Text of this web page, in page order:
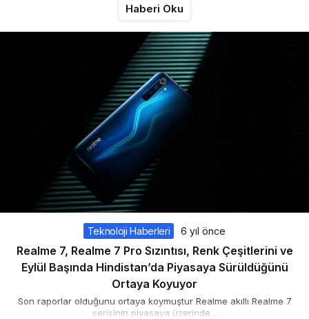
Haberi Oku
Teknoloji Haberleri 6 yıl önce
Realme 7, Realme 7 Pro Sızıntısı, Renk Çeşitlerini ve
Eylül Başında Hindistan’da Piyasaya Sürüldüğünü
Ortaya Koyuyor
Son raporlar olduğunu ortaya koymuştur Realme akıllı Realme 7
serisinin piyasaya üzerinde...